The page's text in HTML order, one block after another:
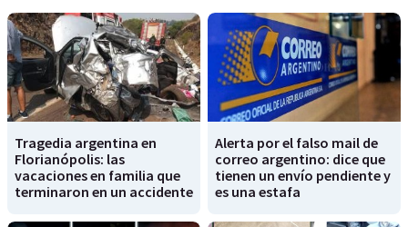
Tragedia argentina en
Florianópolis: las
vacaciones en familia que
terminaron en un accidente
Alerta por el falso mail de
correo argentino: dice que
tienen un envío pendiente y
es una estafa